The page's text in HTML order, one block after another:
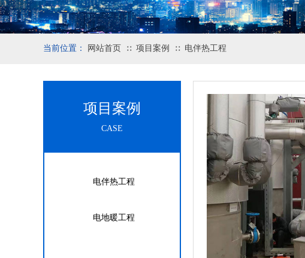
当前位置： 网站首页 ∷ 项目案例 ∷ 电伴热工程
电伴热工程
电地暖工程
CASE
项目案例